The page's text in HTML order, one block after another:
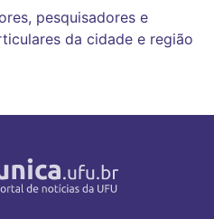
pesquisadores e
da cidade e região